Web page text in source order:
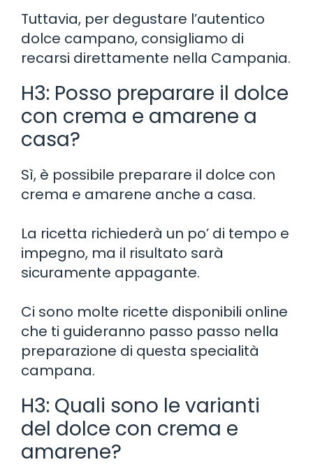
Tuttavia, per degustare l’autentico
dolce campano, consigliamo di
recarsi direttamente nella Campania.
H3: Posso preparare il dolce
con crema e amarene a
casa?
Sì, è possibile preparare il dolce con
crema e amarene anche a casa.
La ricetta richiederà un po’ di tempo e
impegno, ma il risultato sarà
sicuramente appagante.
Ci sono molte ricette disponibili online
che ti guideranno passo passo nella
preparazione di questa specialità
campana.
H3: Quali sono le varianti
del dolce con crema e
amarene?